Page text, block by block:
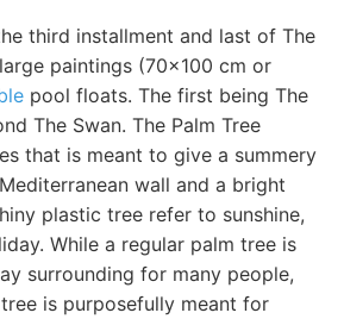
third installment and last of The
paintings (70x100 cm or
pool floats. The first being The
The Swan. The Palm Tree
that is meant to give a summery
wall and a bright
plastic tree refer to sunshine,
While a regular palm tree is
surrounding for many people,
is purposefully meant for